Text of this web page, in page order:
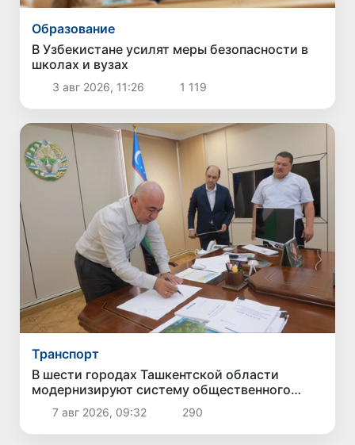
Образование
В Узбекистане усилят меры безопасности в
школах и вузах
3 авг 2026, 11:26 1 119
Транспорт
В шести городах Ташкентской области
модернизируют систему общественного
транспорта
7 авг 2026, 09:32 290